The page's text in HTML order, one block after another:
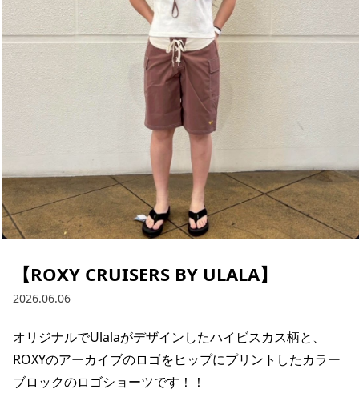
ブランド一覧
特集一覧
スタッフスナップ
ご利用ガイド
会員ランク
店頭受取サービス
ギフトラッピング
アフターサポート
下取り保証について
よくある質問
店舗一覧
お問い合わせ
ニュース
ムラサキスポーツ 公式アプリ
ポイント・クーポンもこのアプリで！
【ROXY CRUISERS BY ULALA】
2026.06.06
オリジナルでUlalaがデザインしたハイビスカス柄と、
ROXYのアーカイブのロゴをヒップにプリントしたカラー
ブロックのロゴショーツです！！